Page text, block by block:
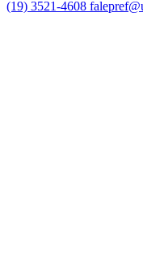
(19) 3521-4608